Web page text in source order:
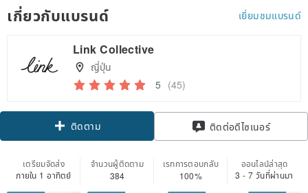
เกี่ยวกับแบรนด์ เยี่ยมชมแบรนด์
Link Collective
ญี่ปุ่น
5 (45)
ติดตาม ติดต่อดีไซเนอร์
เตรียมจัดส่ง
ภายใน 1 อาทิตย์
จำนวนผู้ติดตาม
384
เรทการตอบกลับ
100%
ออนไลน์ล่าสุด
3 - 7 วันที่ผ่านมา